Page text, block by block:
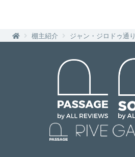
棚主紹介 ジャン・ジロドゥ通り